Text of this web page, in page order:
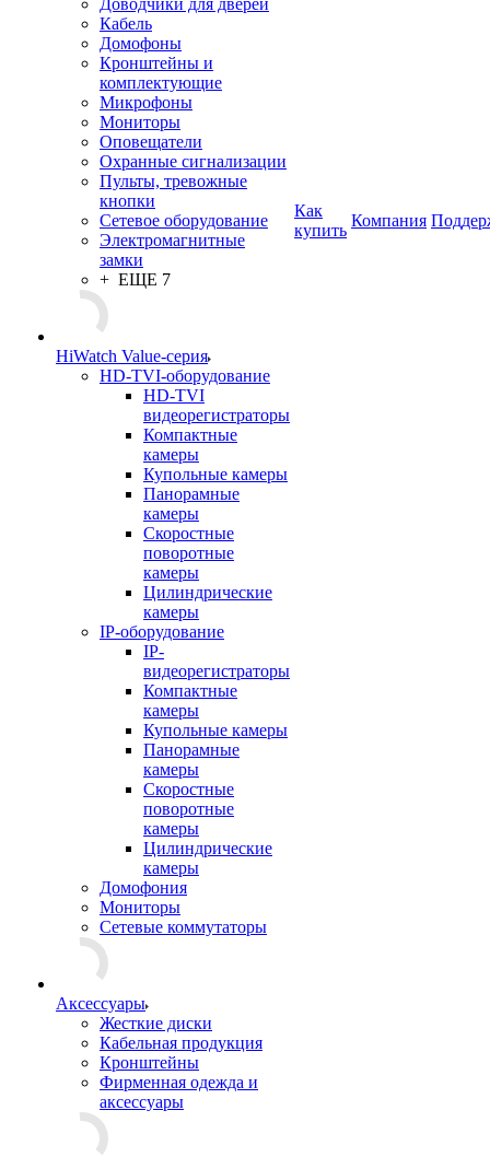
Доводчики для дверей
Кабель
Домофоны
Кронштейны и
комплектующие
Микрофоны
Мониторы
Оповещатели
Охранные сигнализации
Пульты, тревожные
кнопки
Сетевое оборудование
Электромагнитные
замки
+ ЕЩЕ 7
HiWatch Value-серия
HD-TVI-оборудование
HD-TVI
видеорегистраторы
Компактные
камеры
Купольные камеры
Панорамные
камеры
Скоростные
поворотные
камеры
Цилиндрические
камеры
IP-оборудование
IP-
видеорегистраторы
Компактные
камеры
Купольные камеры
Панорамные
камеры
Скоростные
поворотные
камеры
Цилиндрические
камеры
Домофония
Мониторы
Сетевые коммутаторы
Аксессуары
Жесткие диски
Кабельная продукция
Кронштейны
Фирменная одежда и
аксессуары
Как
купить
Компания